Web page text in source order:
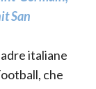
San
italiane
che